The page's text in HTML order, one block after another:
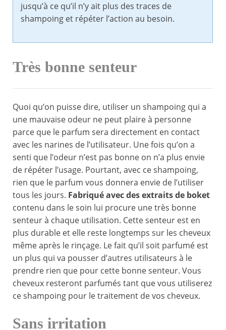
jusqu’à ce qu’il n’y ait plus des traces de
shampoing et répéter l’action au besoin.
Très bonne senteur
Quoi qu’on puisse dire, utiliser un shampoing qui a
une mauvaise odeur ne peut plaire à personne
parce que le parfum sera directement en contact
avec les narines de l’utilisateur. Une fois qu’on a
senti que l’odeur n’est pas bonne on n’a plus envie
de répéter l’usage. Pourtant, avec ce shampoing,
rien que le parfum vous donnera envie de l’utiliser
tous les jours. Fabriqué avec des extraits de boket
contenu dans le soin lui procure une très bonne
senteur à chaque utilisation. Cette senteur est en
plus durable et elle reste longtemps sur les cheveux
même après le rinçage. Le fait qu’il soit parfumé est
un plus qui va pousser d’autres utilisateurs à le
prendre rien que pour cette bonne senteur. Vous
cheveux resteront parfumés tant que vous utiliserez
ce shampoing pour le traitement de vos cheveux.
Sans irritation